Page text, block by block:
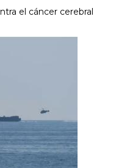
el cáncer cerebral